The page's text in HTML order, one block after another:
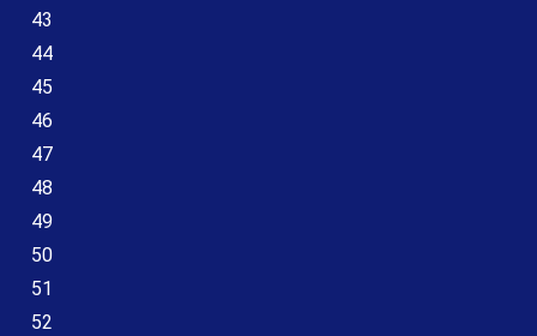
43
44
45
46
47
48
49
50
51
52